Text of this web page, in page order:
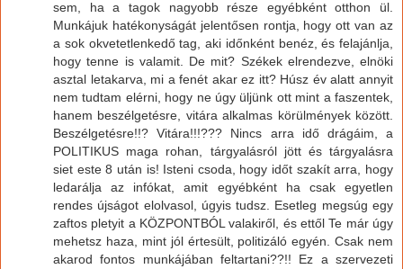
sem, ha a tagok nagyobb része egyébként otthon ül.
Munkájuk hatékonyságát jelentősen rontja, hogy ott van az
a sok okvetetlenkedő tag, aki időnként benéz, és felajánlja,
hogy tenne is valamit. De mit? Székek elrendezve, elnöki
asztal letakarva, mi a fenét akar ez itt? Húsz év alatt annyit
nem tudtam elérni, hogy ne úgy üljünk ott mint a faszentek,
hanem beszélgetésre, vitára alkalmas körülmények között.
Beszélgetésre!!? Vitára!!!??? Nincs arra idő drágáim, a
POLITIKUS maga rohan, tárgyalásról jött és tárgyalásra
siet este 8 után is! Isteni csoda, hogy időt szakít arra, hogy
ledarálja az infókat, amit egyébként ha csak egyetlen
rendes újságot elolvasol, úgyis tudsz. Esetleg megsúg egy
zaftos pletyit a KÖZPONTBÓL valakiről, és ettől Te már úgy
mehetsz haza, mint jól értesült, politizáló egyén. Csak nem
akarod fontos munkájában feltartani??!! Ez a szervezeti